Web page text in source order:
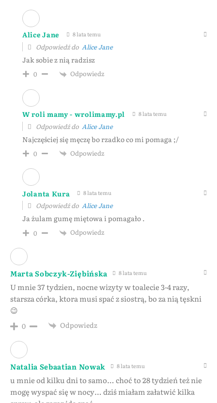
Alice Jane 8 lata temu
Odpowiedź do Alice Jane
Jak sobie z nią radzisz
0 Odpowiedz
W roli mamy - wrolimamy.pl 8 lata temu
Odpowiedź do Alice Jane
Najczęściej się męczę bo rzadko co mi pomaga ;/
0 Odpowiedz
Jolanta Kura 8 lata temu
Odpowiedź do Alice Jane
Ja żulam gumę miętowa i pomagało .
0 Odpowiedz
Marta Sobczyk-Ziębińska 8 lata temu
U mnie 37 tydzien, nocne wizyty w toalecie 3-4 razy,
starsza córka, ktora musi spać z siostrą, bo za nią tęskni
😉
0 Odpowiedz
Natalia Sebaatian Nowak 8 lata temu
u mnie od kilku dni to samo… choć to 28 tydzień też nie
mogę wyspać się w nocy… dziś miałam załatwić kilka